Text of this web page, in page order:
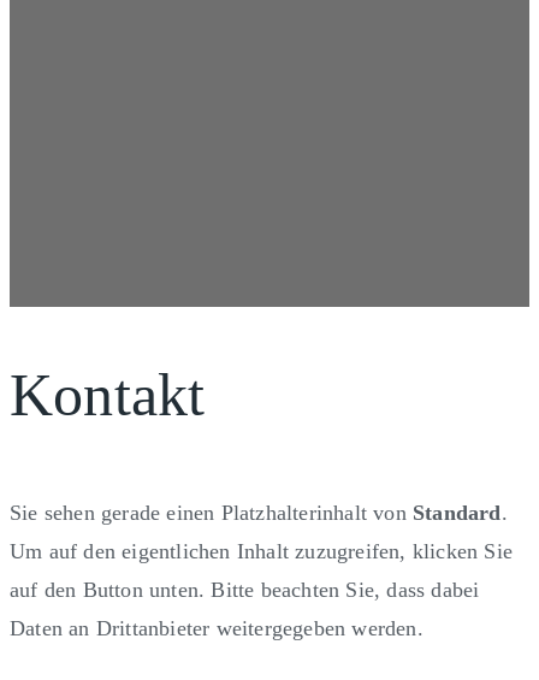
Kontakt
Sie sehen gerade einen Platzhalterinhalt von Standard.
Um auf den eigentlichen Inhalt zuzugreifen, klicken Sie
auf den Button unten. Bitte beachten Sie, dass dabei
Daten an Drittanbieter weitergegeben werden.